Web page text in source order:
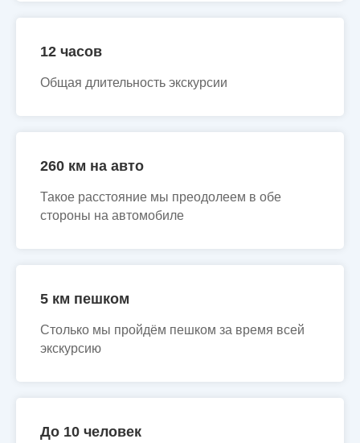
12 часов
Общая длительность экскурсии
260 км на авто
Такое расстояние мы преодолеем в обе
стороны на автомобиле
5 км пешком
Столько мы пройдём пешком за время всей
экскурсию
До 10 человек